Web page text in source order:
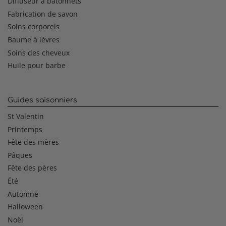
Fabrication de savon
Soins corporels
Baume à lèvres
Soins des cheveux
Huile pour barbe
Guides saisonniers
St Valentin
Printemps
Fête des mères
Pâques
Fête des pères
Été
Automne
Halloween
Noël